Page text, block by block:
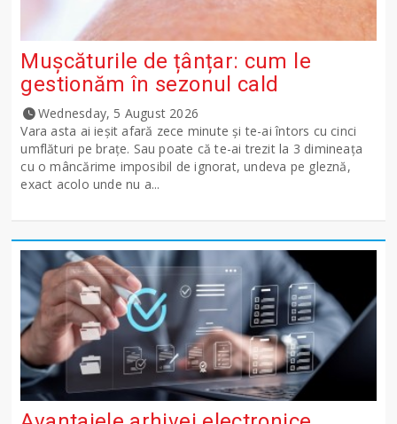
Mușcăturile de țânțar: cum le
gestionăm în sezonul cald
Wednesday, 5 August 2026
Vara asta ai ieșit afară zece minute și te-ai întors cu cinci
umflături pe brațe. Sau poate că te-ai trezit la 3 dimineața
cu o mâncărime imposibil de ignorat, undeva pe gleznă,
exact acolo unde nu a...